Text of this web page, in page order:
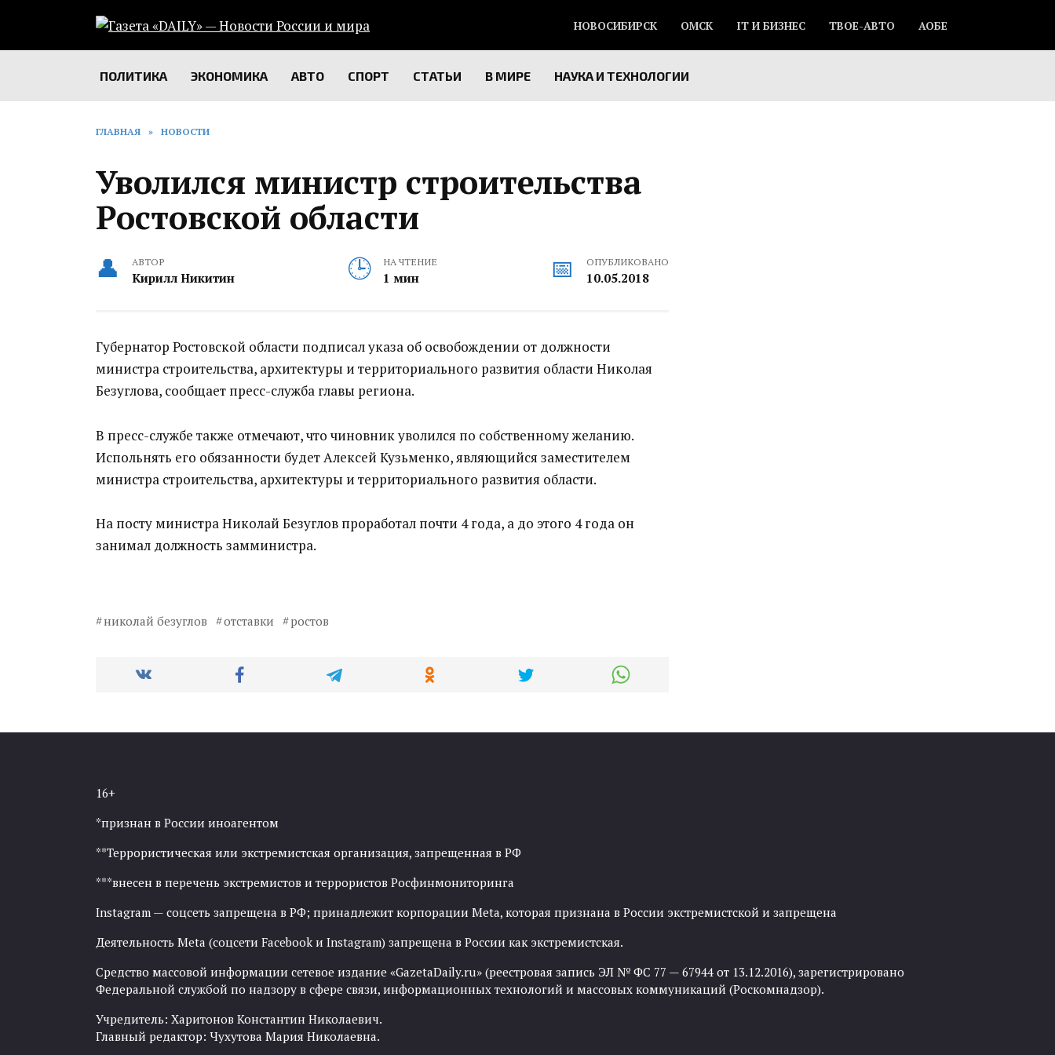
содержанию
НОВОСИБИРСК ОМСК IT И БИЗНЕС ТВОЕ-АВТО АОБЕ
ПОЛИТИКА ЭКОНОМИКА АВТО СПОРТ СТАТЬИ В МИРЕ НАУКА И ТЕХНОЛОГИИ
ГЛАВНАЯ » НОВОСТИ
Уволился министр строительства
Ростовской области
АВТОР
Кирилл Никитин
НА ЧТЕНИЕ
1 мин
ОПУБЛИКОВАНО
10.05.2018
Губернатор Ростовской области подписал указа об освобождении от должности
министра строительства, архитектуры и территориального развития области Николая
Безуглова, сообщает пресс-служба главы региона.
В пресс-службе также отмечают, что чиновник уволился по собственному желанию.
Испольнять его обязанности будет Алексей Кузьменко, являющийся заместителем
министра строительства, архитектуры и территориального развития области.
На посту министра Николай Безуглов проработал почти 4 года, а до этого 4 года он
занимал должность замминистра.
николай безуглов отставки ростов
16+
*признан в России иноагентом
**Террористическая или экстремистская организация, запрещенная в РФ
***внесен в перечень экстремистов и террористов Росфинмониторинга
Instagram — соцсеть запрещена в РФ; принадлежит корпорации Meta, которая признана в России экстремистской и запрещена
Деятельность Meta (соцсети Facebook и Instagram) запрещена в России как экстремистская.
Средство массовой информации сетевое издание «GazetaDaily.ru» (реестровая запись ЭЛ № ФС 77 — 67944 от 13.12.2016), зарегистрировано
Федеральной службой по надзору в сфере связи, информационных технологий и массовых коммуникаций (Роскомнадзор).
Учредитель: Харитонов Константин Николаевич.
Главный редактор: Чухутова Мария Николаевна.